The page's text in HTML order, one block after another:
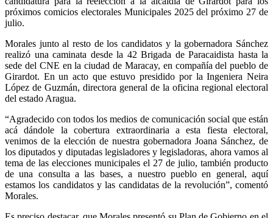
próximos comicios electorales Municipales 2025 del próximo 27 de
julio.
Morales junto al resto de los candidatos y la gobernadora Sánchez
realizó una caminata desde la 42 Brigada de Paracaidista hasta la
sede del CNE en la ciudad de Maracay, en compañía del pueblo de
Girardot. En un acto que estuvo presidido por la Ingeniera Neira
López de Guzmán, directora general de la oficina regional electoral
del estado Aragua.
“Agradecido con todos los medios de comunicación social que están
acá dándole la cobertura extraordinaria a esta fiesta electoral,
venimos de la elección de nuestra gobernadora Joana Sánchez, de
los diputados y diputadas legisladores y legisladoras, ahora vamos al
tema de las elecciones municipales el 27 de julio, también producto
de una consulta a las bases, a nuestro pueblo en general, aquí
estamos los candidatos y las candidatas de la revolución”, comentó
Morales.